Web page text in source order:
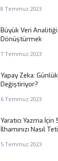
8 Temmuz 2023
Büyük Veri
Dönüştürmek
7 Temmuz 2023
Yapay Zeka: Günlük
Değiştiriyor?
6 Temmuz 2023
Yaratıcı Yazma
İlhamınızı Nasıl
5 Temmuz 2023